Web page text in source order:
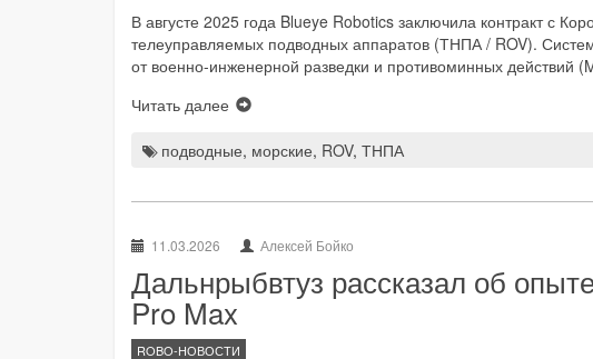
В августе 2025 года Blueye Robotics заключила контракт с
телеуправляемых подводных аппаратов (ТНПА / ROV).
от военно-инженерной разведки и противоминных действий
Читать далее
подводные, морские, ROV, ТНПА
11.03.2026 Алексей Бойко
Дальнрыбвтуз рассказал об
Pro Max
ROBO-НОВОСТИ